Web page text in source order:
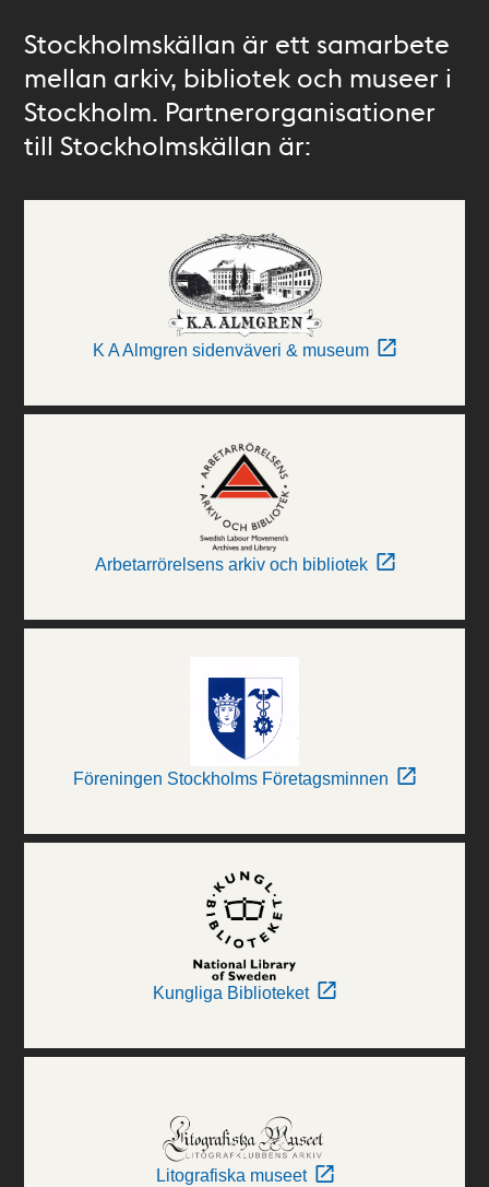
Stockholmskällan är ett samarbete
mellan arkiv, bibliotek och museer i
Stockholm. Partnerorganisationer
till Stockholmskällan är:
K A Almgren sidenväveri & museum
Arbetarrörelsens arkiv och bibliotek
Föreningen Stockholms Företagsminnen
Kungliga Biblioteket
Litografiska museet